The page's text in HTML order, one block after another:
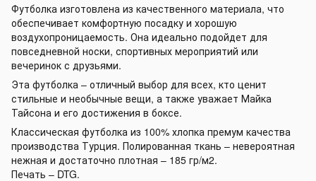
Футболка изготовлена из качественного материала, что
обеспечивает комфортную посадку и хорошую
воздухопроницаемость. Она идеально подойдет для
повседневной носки, спортивных мероприятий или
вечеринок с друзьями.
Эта футболка – отличный выбор для всех, кто ценит
стильные и необычные вещи, а также уважает Майка
Тайсона и его достижения в боксе.
Классическая футболка из 100% хлопка премум качества
производства Турция. Полированная ткань – невероятная
нежная и достаточно плотная – 185 гр/м2.
Печать – DTG.